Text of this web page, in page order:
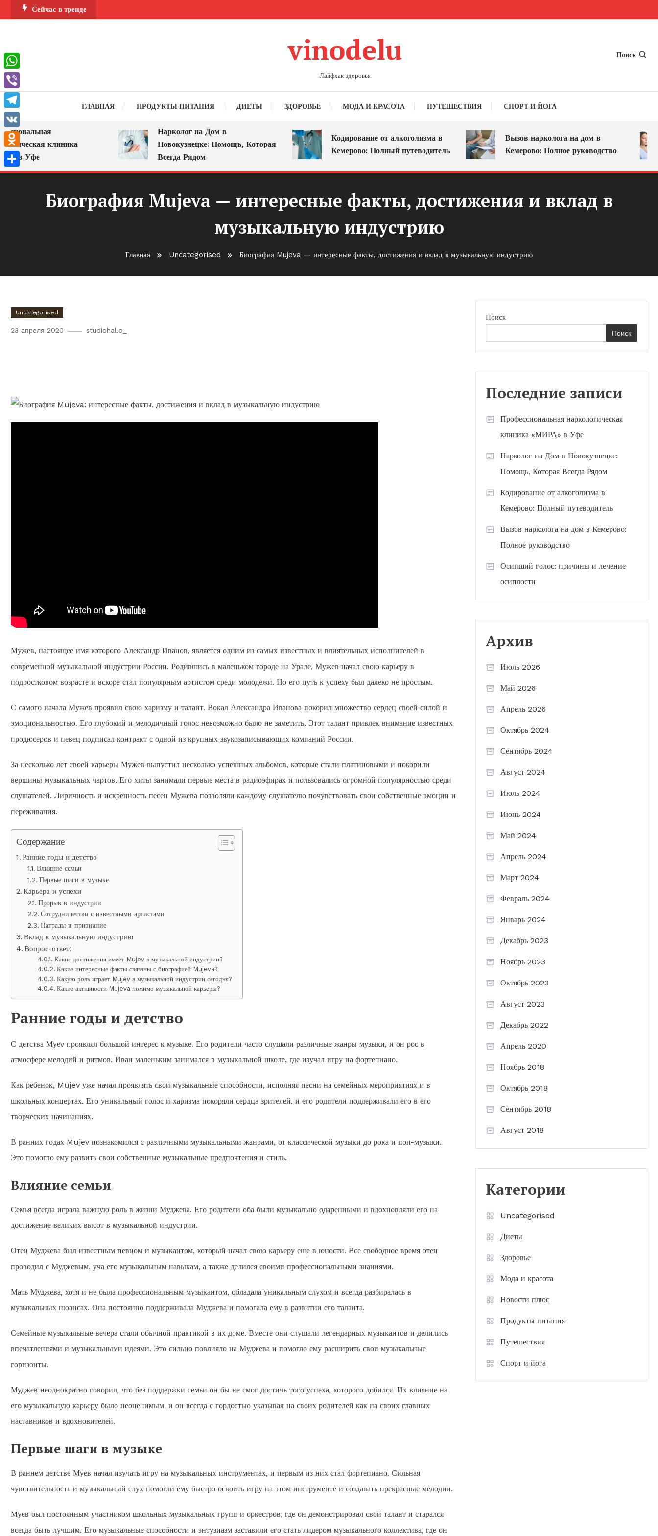
Перейти
к
Сейчас в тренде
vinodelu
Лайфхак здоровья
Поиск
ГЛАВНАЯ ПРОДУКТЫ ПИТАНИЯ ДИЕТЫ ЗДОРОВЬЕ МОДА И КРАСОТА ПУТЕШЕСТВИЯ СПОРТ И ЙОГА
клиника
Уфе
Нарколог на Дом в
Новокузнецке: Помощь, Которая
Всегда Рядом
Кодирование от алкоголизма в
Кемерово: Полный путеводитель
Вызов нарколога на дом в
Кемерово: Полное руководство
Биография Mujeva — интересные факты, достижения и вклад в
музыкальную индустрию
Главная Uncategorised Биография Mujeva — интересные факты, достижения и вклад в музыкальную индустрию
Uncategorised
23 апреля 2020 studiohallo_
Мужев, настоящее имя которого Александр Иванов, является одним из самых известных и влиятельных исполнителей в
современной музыкальной индустрии России. Родившись в маленьком городе на Урале, Мужев начал свою карьеру в
подростковом возрасте и вскоре стал популярным артистом среди молодежи. Но его путь к успеху был далеко не простым.
С самого начала Мужев проявил свою харизму и талант. Вокал Александра Иванова покорил множество сердец своей силой и
эмоциональностью. Его глубокий и мелодичный голос невозможно было не заметить. Этот талант привлек внимание известных
продюсеров и певец подписал контракт с одной из крупных звукозаписывающих компаний России.
За несколько лет своей карьеры Мужев выпустил несколько успешных альбомов, которые стали платиновыми и покорили
вершины музыкальных чартов. Его хиты занимали первые места в радиоэфирах и пользовались огромной популярностью среди
слушателей. Лиричность и искренность песен Мужева позволяли каждому слушателю почувствовать свои собственные эмоции и
переживания.
Содержание
Ранние годы и детство
Влияние семьи
Первые шаги в музыке
Карьера и успехи
Прорыв в индустрии
Сотрудничество с известными артистами
Награды и признание
Вклад в музыкальную индустрию
Вопрос-ответ:
Какие достижения имеет Mujev в музыкальной индустрии?
Какие интересные факты связаны с биографией Mujeva?
Какую роль играет Mujev в музыкальной индустрии сегодня?
Какие активности Mujeva помимо музыкальной карьеры?
Ранние годы и детство
С детства Муеv проявлял большой интерес к музыке. Его родители часто слушали различные жанры музыки, и он рос в
атмосфере мелодий и ритмов. Иван маленьким занимался в музыкальной школе, где изучал игру на фортепиано.
Как ребенок, Mujev уже начал проявлять свои музыкальные способности, исполняя песни на семейных мероприятиях и в
школьных концертах. Его уникальный голос и харизма покоряли сердца зрителей, и его родители поддерживали его в его
творческих начинаниях.
В ранних годах Mujev познакомился с различными музыкальными жанрами, от классической музыки до рока и поп-музыки.
Это помогло ему развить свои собственные музыкальные предпочтения и стиль.
Влияние семьи
Семья всегда играла важную роль в жизни Муджева. Его родители оба были музыкально одаренными и вдохновляли его на
достижение великих высот в музыкальной индустрии.
Отец Муджева был известным певцом и музыкантом, который начал свою карьеру еще в юности. Все свободное время отец
проводил с Муджевым, уча его музыкальным навыкам, а также делился своими профессиональными знаниями.
Мать Муджева, хотя и не была профессиональным музыкантом, обладала уникальным слухом и всегда разбиралась в
музыкальных нюансах. Она постоянно поддерживала Муджева и помогала ему в развитии его таланта.
Семейные музыкальные вечера стали обычной практикой в их доме. Вместе они слушали легендарных музыкантов и делились
впечатлениями и музыкальными идеями. Это сильно повлияло на Муджева и помогло ему расширить свои музыкальные
горизонты.
Муджев неоднократно говорил, что без поддержки семьи он бы не смог достичь того успеха, которого добился. Их влияние на
его музыкальную карьеру было неоценимым, и он всегда с гордостью указывал на своих родителей как на своих главных
наставников и вдохновителей.
Первые шаги в музыке
В раннем детстве Муев начал изучать игру на музыкальных инструментах, и первым из них стал фортепиано. Сильная
чувствительность и музыкальный слух помогли ему быстро освоить игру на этом инструменте и создавать прекрасные мелодии.
Муев был постоянным участником школьных музыкальных групп и оркестров, где он демонстрировал свой талант и старался
всегда быть лучшим. Его музыкальные способности и энтузиазм заставили его стать лидером музыкального коллектива, где он
Поиск
Поиск
Последние записи
Профессиональная наркологическая
клиника «МИРА» в Уфе
Нарколог на Дом в Новокузнецке:
Помощь, Которая Всегда Рядом
Кодирование от алкоголизма в
Кемерово: Полный путеводитель
Вызов нарколога на дом в Кемерово:
Полное руководство
Осипший голос: причины и лечение
осиплости
Архив
Июль 2026
Май 2026
Апрель 2026
Октябрь 2024
Сентябрь 2024
Август 2024
Июль 2024
Июнь 2024
Май 2024
Апрель 2024
Март 2024
Февраль 2024
Январь 2024
Декабрь 2023
Ноябрь 2023
Октябрь 2023
Август 2023
Декабрь 2022
Апрель 2020
Ноябрь 2018
Октябрь 2018
Сентябрь 2018
Август 2018
Категории
Uncategorised
Диеты
Здоровье
Мода и красота
Новости плюс
Продукты питания
Путешествия
Спорт и йога
WhatsApp
Viber
Telegram
VK
Odnoklassniki
Отправить